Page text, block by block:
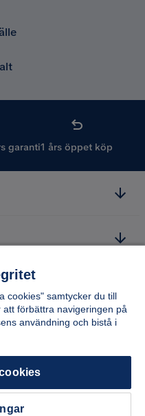
garanti1 års öppet köp
cookies" samtycker du till
förbättra navigeringen på
användning och bistå i